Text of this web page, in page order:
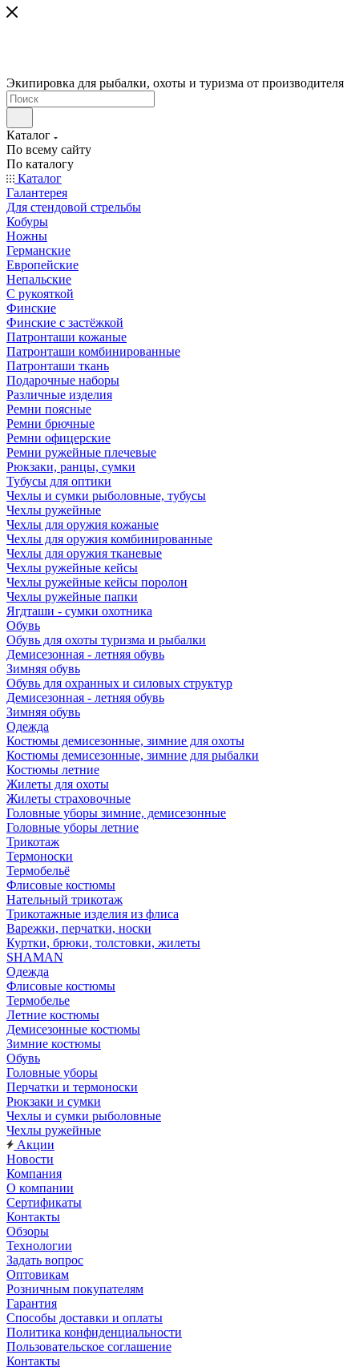
Экипировка для рыбалки, охоты и туризма от производителя
Каталог
По всему сайту
По каталогу
Каталог
Галантерея
Для стендовой стрельбы
Кобуры
Ножны
Германские
Европейские
Непальские
С рукояткой
Финские
Финские с застёжкой
Патронташи кожаные
Патронташи комбинированные
Патронташи ткань
Подарочные наборы
Различные изделия
Ремни поясные
Ремни брючные
Ремни офицерские
Ремни ружейные плечевые
Рюкзаки, ранцы, сумки
Тубусы для оптики
Чехлы и сумки рыболовные, тубусы
Чехлы ружейные
Чехлы для оружия кожаные
Чехлы для оружия комбинированные
Чехлы для оружия тканевые
Чехлы ружейные кейсы
Чехлы ружейные кейсы поролон
Чехлы ружейные папки
Ягдташи - сумки охотника
Обувь
Обувь для охоты туризма и рыбалки
Демисезонная - летняя обувь
Зимняя обувь
Обувь для охранных и силовых структур
Демисезонная - летняя обувь
Зимняя обувь
Одежда
Костюмы демисезонные, зимние для охоты
Костюмы демисезонные, зимние для рыбалки
Костюмы летние
Жилеты для охоты
Жилеты страховочные
Головные уборы зимние, демисезонные
Головные уборы летние
Трикотаж
Термоноски
Термобельё
Флисовые костюмы
Нательный трикотаж
Трикотажные изделия из флиса
Варежки, перчатки, носки
Куртки, брюки, толстовки, жилеты
SHAMAN
Одежда
Флисовые костюмы
Термобелье
Летние костюмы
Демисезонные костюмы
Зимние костюмы
Обувь
Головные уборы
Перчатки и термоноски
Рюкзаки и сумки
Чехлы и сумки рыболовные
Чехлы ружейные
Акции
Новости
Компания
О компании
Сертификаты
Контакты
Обзоры
Технологии
Задать вопрос
Оптовикам
Розничным покупателям
Гарантия
Способы доставки и оплаты
Политика конфиденциальности
Пользовательское соглашение
Контакты